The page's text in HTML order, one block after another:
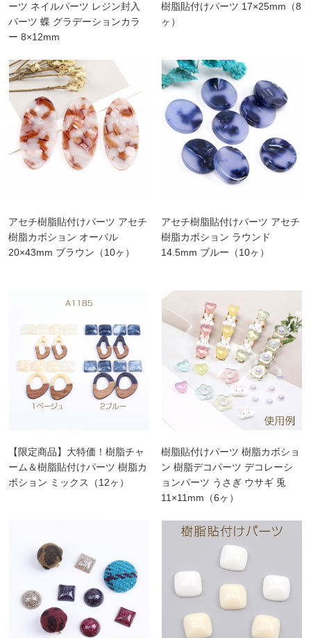
ーツ ネイルパーツ レジン封入
パーツ 蝶 グラデーションカラ
ー 8×12mm
樹脂貼付けパーツ 17×25mm（8
ヶ）
アセチ樹脂貼付けパーツ アセチ
樹脂カボション オーバル
20×43mm ブラウン（10ヶ）
アセチ樹脂貼付けパーツ アセチ
樹脂カボション ラウンド
14.5mm ブルー（10ヶ）
【限定商品】大特価！樹脂チャ
ーム＆樹脂貼付けパーツ 樹脂カ
ボション ミックス（12ヶ）
樹脂貼付けパーツ 樹脂カボショ
ン 樹脂デコパーツ デコレーシ
ョンパーツ うさぎ ウサギ 兎
11×11mm（6ヶ）